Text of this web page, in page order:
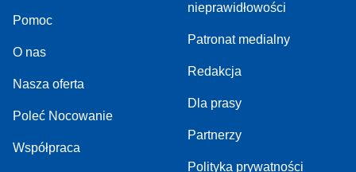
Pomoc
O nas
Nasza oferta
Poleć Nocowanie
Współpraca
nieprawidłowości
Patronat medialny
Redakcja
Dla prasy
Partnerzy
Polityka prywatności